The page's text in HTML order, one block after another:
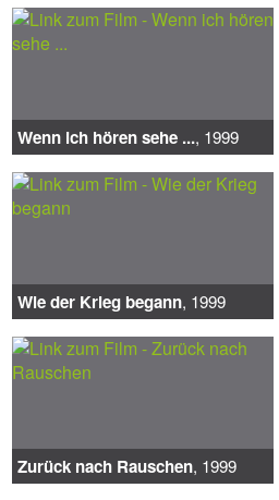
Wenn ich hören sehe ..., 1999
Wie der Krieg begann, 1999
Zurück nach Rauschen, 1999